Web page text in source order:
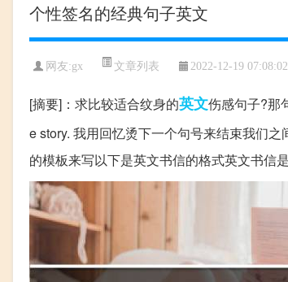
个性签名的经典句子英文
网友:gx 文章列表 2022-12-19 07:08:02
[摘要]：求比较适合纹身的英文伤感句子?那
e story. 我用回忆烫下一个句号来结束我们
的模板来写以下是英文书信的格式英文书信